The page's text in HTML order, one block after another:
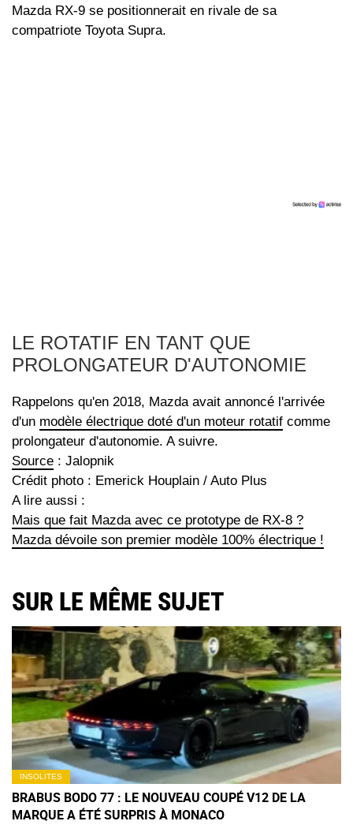
Mazda RX-9 se positionnerait en rivale de sa
compatriote Toyota Supra.
LE ROTATIF EN TANT QUE
PROLONGATEUR D'AUTONOMIE
Rappelons qu'en 2018, Mazda avait annoncé l'arrivée
d'un modèle électrique doté d'un moteur rotatif comme
prolongateur d'autonomie. A suivre.
Source : Jalopnik
Crédit photo : Emerick Houplain / Auto Plus
A lire aussi :
Mais que fait Mazda avec ce prototype de RX-8 ?
Mazda dévoile son premier modèle 100% électrique !
SUR LE MÊME SUJET
INSOLITES
BRABUS BODO 77 : LE NOUVEAU COUPÉ V12 DE LA
MARQUE A ÉTÉ SURPRIS À MONACO